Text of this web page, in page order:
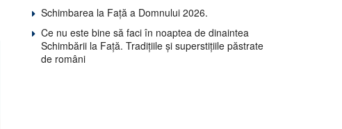
Schimbarea la Față a Domnului 2026.
Ce nu este bine să faci în noaptea de dinaintea
Schimbării la Față. Tradițiile și superstițiile păstrate
de români